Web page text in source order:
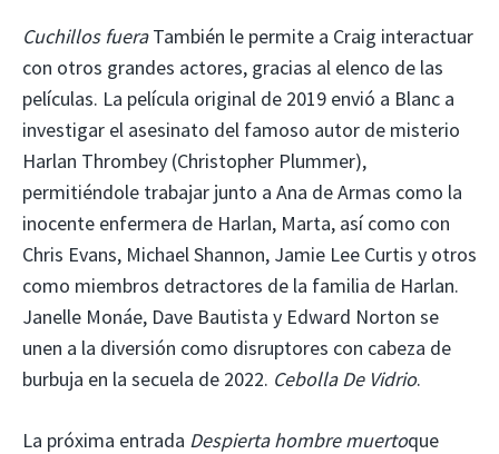
Cuchillos fueraTambién le permite a Craig interactuar
con otros grandes actores, gracias al elenco de las
películas. La película original de 2019 envió a Blanc a
investigar el asesinato del famoso autor de misterio
Harlan Thrombey (Christopher Plummer),
permitiéndole trabajar junto a Ana de Armas como la
inocente enfermera de Harlan, Marta, así como con
Chris Evans, Michael Shannon, Jamie Lee Curtis y otros
como miembros detractores de la familia de Harlan.
Janelle Monáe, Dave Bautista y Edward Norton se
unen a la diversión como disruptores con cabeza de
burbuja en la secuela de 2022. Cebolla De Vidrio.
La próxima entrada Despierta hombre muertoque